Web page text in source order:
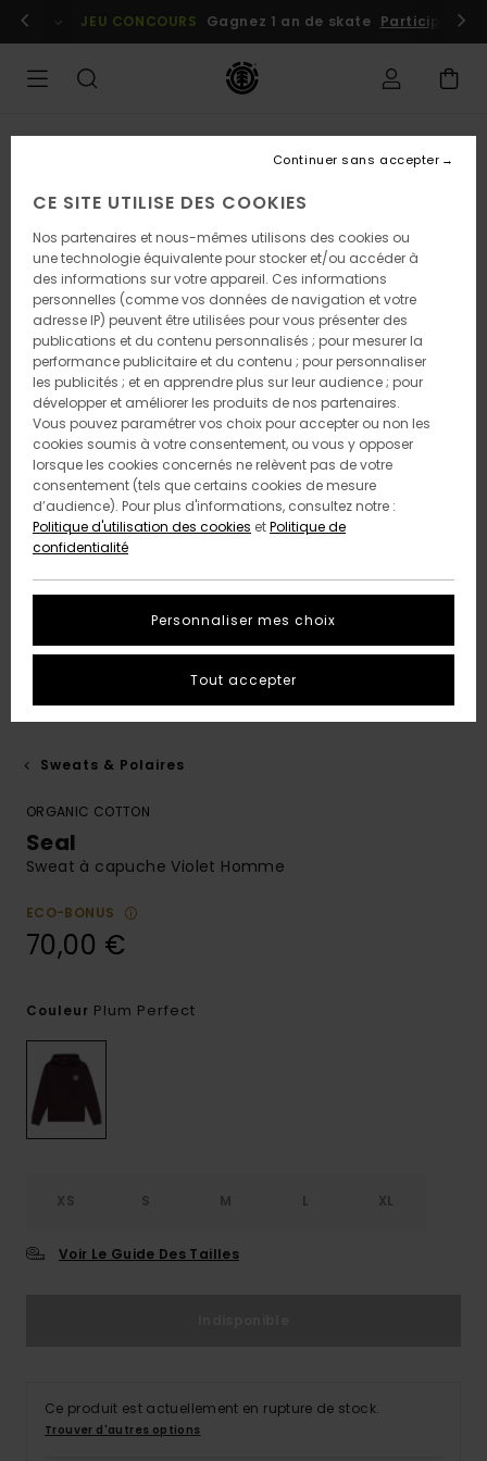
l'information
Se connecter / s'inscrire
JEU CONCOURS Gagnez 1 an de skate Participez
Sweats & Polaires
ORGANIC COTTON
Seal
Sweat à capuche Violet Homme
ECO-BONUS
70,00 €
Couleur Plum Perfect
XS S M L XL
Voir Le Guide Des Tailles
Ce produit est actuellement en rupture de stock.
Trouver d'autres options
CE SITE UTILISE DES COOKIES
Nos partenaires et nous-mêmes utilisons des cookies ou
une technologie équivalente pour stocker et/ou accéder à
des informations sur votre appareil. Ces informations
personnelles (comme vos données de navigation et votre
adresse IP) peuvent être utilisées pour vous présenter des
publications et du contenu personnalisés ; pour mesurer la
performance publicitaire et du contenu ; pour personnaliser
les publicités ; et en apprendre plus sur leur audience ; pour
développer et améliorer les produits de nos partenaires.
Vous pouvez paramétrer vos choix pour accepter ou non les
cookies soumis à votre consentement, ou vous y opposer
lorsque les cookies concernés ne relèvent pas de votre
consentement (tels que certains cookies de mesure
d’audience). Pour plus d'informations, consultez notre :
Politique d'utilisation des cookies etPolitique de
confidentialité
Personnaliser mes choix
Continuer sans accepter
Tout accepter